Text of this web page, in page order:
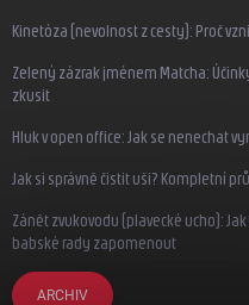
Kinetóza (nevolnost z cesty): Proč
Zelený zázrak jménem Matcha:
zkusit
Hluk v open office: Jak se nenechat
Jak si správně čistit uši? Kompletní
Zánět zvukovodu (plavecké ucho):
babské rady zapomenout
ARCHIV